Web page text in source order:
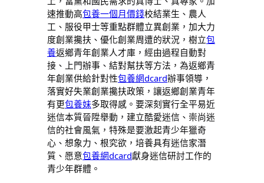
速推動高包養一個月價錢校結業生、農人
工、服役甲士等重點群體立異創業，加大力
度創業攙扶、優化創業周遭的狀況，樹立包
養返鄉青年創業人才庫，經由過程自動對
接、上門辦事、結對幫扶等方法，為返鄉青
年創業供給針對性包養網dcard辦事領導，
落實好失業創業攙扶政策，讓返鄉創業青年
有更包養妹多取得感。要深刻實行全平易近
迷信本質晉陞舉動，建立酷愛迷信、崇尚迷
信的社會風氣，特殊是要激起青少年獵奇
心、想象力、根究欲，培養具有迷信家潛
質、愿意包養網dcard獻身迷信研討工作的
青少年群體。